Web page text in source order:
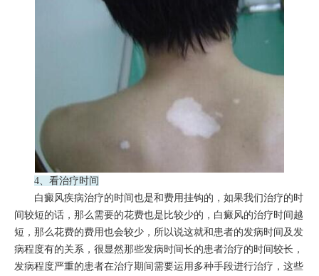
4、看治疗时间
白癜风疾病治疗的时间也是和费用挂钩的，如果我们治疗的时
间较短的话，那么需要的花费也是比较少的，白癜风的治疗时间越
短，那么花费的费用也会较少，所以说这就和患者的发病时间及发
病程度有的关系，很显然那些发病时间长的患者治疗的时间较长，
发病程度严重的患者在治疗期间需要运用多种手段进行治疗，这些